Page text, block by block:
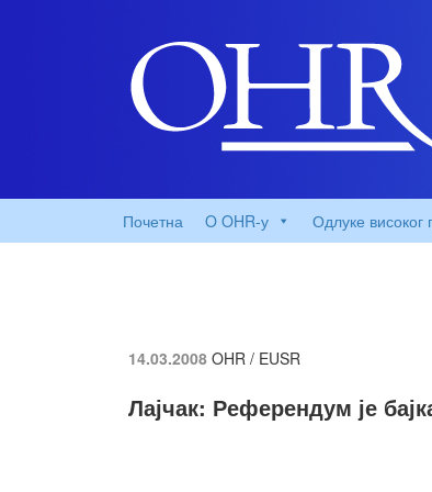
Почетна O OHR-у Одлуке високог
14.03.2008 OHR / EUSR
Лајчак: Референдум је